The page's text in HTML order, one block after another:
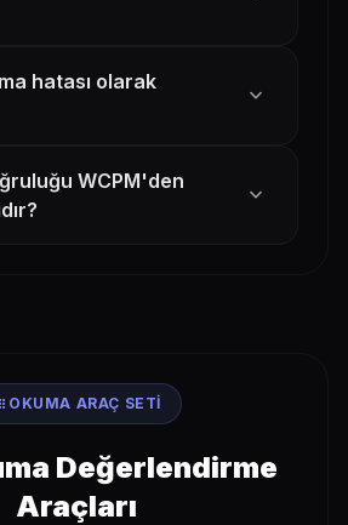
hatası olarak
expand_more
WCPM'den
expand_more
OKUMA ARAÇ SETI
Değerlendirme
Araçları